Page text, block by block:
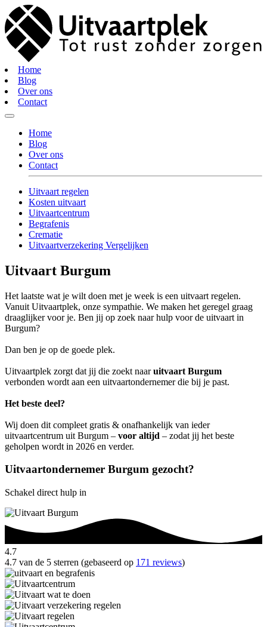
Home
Blog
Over ons
Contact
Home
Blog
Over ons
Contact
Uitvaart regelen
Kosten uitvaart
Uitvaartcentrum
Begrafenis
Crematie
Uitvaartverzekering Vergelijken
Uitvaart Burgum
Het laatste wat je wilt doen met je week is een uitvaart regelen.
Vanuit Uitvaartplek, onze sympathie. We maken het geregel graag
draaglijker voor je. Ben jij op zoek naar hulp voor de uitvaart in
Burgum?
Dan ben je op de goede plek.
Uitvaartplek zorgt dat jij die zoekt naaruitvaart Burgum
verbonden wordt aan een uitvaartondernemer die bij je past.
Het beste deel?
Wij doen dit compleet gratis & onafhankelijk van ieder
uitvaartcentrum uit Burgum – voor altijd – zodat jij het beste
geholpen wordt in 2026 en verder.
Uitvaartondernemer Burgum gezocht?
Schakel direct hulp in
4.7
4.7 van de 5 sterren (gebaseerd op 171 reviews)